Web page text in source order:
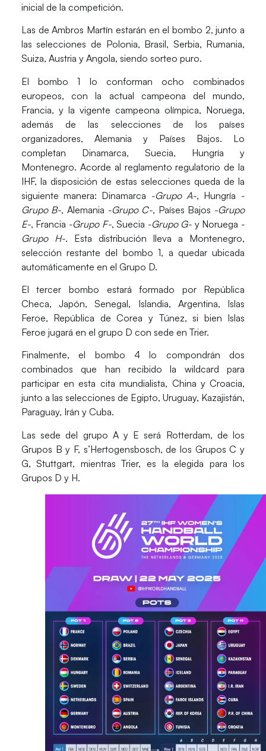
inicial de la competición.
Las de Ambros Martín estarán en el bombo 2, junto a
las selecciones de Polonia, Brasil, Serbia, Rumania,
Suiza, Austria y Angola, siendo sorteo puro.
Elbombo 1 lo conforman ocho combinados
europeos, con la actual campeona del mundo,
Francia, y la vigente campeona olímpica, Noruega,
además de las selecciones de los países
organizadores, Alemania y Países Bajos. Lo
completan Dinamarca, Suecia, Hungría y
Montenegro. Acorde al reglamento regulatorio de la
IHF, la disposición de estas selecciones queda de la
siguiente manera: Dinamarca -Grupo A-, Hungría -
Grupo B-, Alemania -Grupo C-, Países Bajos -Grupo
E-, Francia -Grupo F-, Suecia -Grupo G- y Noruega -
Grupo H-. Esta distribución lleva a Montenegro,
selección restante del bombo 1, a quedar ubicada
automáticamente en el Grupo D.
El tercer bombo estará formado por República
Checa, Japón, Senegal, Islandia, Argentina, Islas
Feroe, República de Corea y Túnez, si bien Islas
Feroe jugará en el grupo D con sede en Trier.
Finalmente, el bombo 4 lo compondrándos
combinados que han recibido la wildcard para
participar en esta cita mundialista, China y Croacia,
junto a las selecciones de Egipto, Uruguay, Kazajistán,
Paraguay, Irán y Cuba.
Las sede del grupo A y E será Rotterdam, de los
Grupos B y F, s’Hertogensbosch, de los Grupos C y
G, Stuttgart, mientras Trier, es la elegida para los
Grupos D y H.